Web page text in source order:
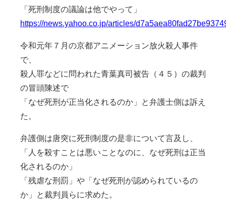
「死刑制度の議論は他でやって」
https://news.yahoo.co.jp/articles/
令和元年７月の京都アニメーション放火殺人事件
で、
殺人罪などに問われた青葉真司被告（４５）の裁判
の冒頭陳述で
「なぜ死刑が正当化されるのか」と弁護士側は訴え
た。
弁護側は唐突に死刑制度の是非について言及し、
「人を殺すことは悪いことなのに、なぜ死刑は正当
化されるのか」
「残虐な刑罰」や「なぜ死刑が認められているの
か」と裁判員らに求めた。